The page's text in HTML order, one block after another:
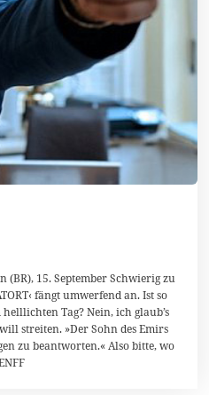
(BR), 15. September Schwierig zu
fängt umwerfend an. Ist so
Tag? Nein, ich glaub’s
streiten. »Der Sohn des Emirs
zu beantworten.« Also bitte, wo